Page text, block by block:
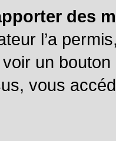
des
l’a
un
vous